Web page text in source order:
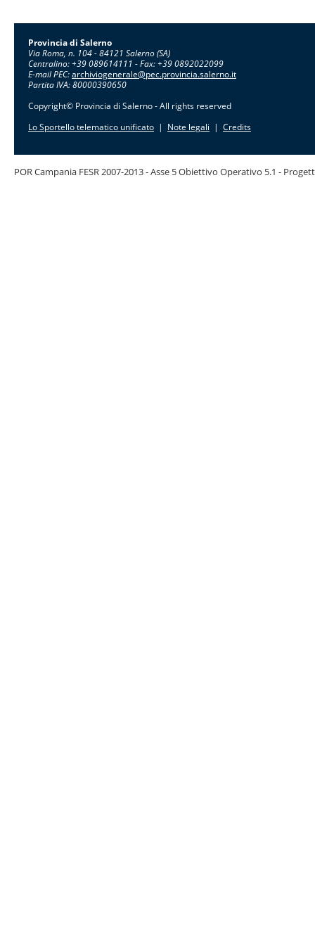
Provincia di Salerno
Via Roma, n. 104 - 84121 Salerno (SA)
Centralino: +39 089614111 - Fax: +39 0892022099
E-mail PEC:archiviogenerale@pec.provincia.salerno.it
Partita IVA: 80000390650
Copyright© Provincia di Salerno - All rights reserved
Lo Sportello telematico unificato | Note legali | Credits
POR Campania FESR 2007-2013 - Asse 5 Obiettivo Operativo 5.1 -